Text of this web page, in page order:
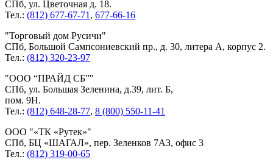
СПб, ул. Цветочная д. 18.
Тел.: (812) 677-67-71, 677-66-16
Торговый дом Русичи
СПб, Большой Сампсониевский пр., д. 30, литера А, корпус 2.
Тел.: (812) 320-23-97
ООО “ПРАЙД СБ”
СПб, ул. Большая Зеленина, д.39, лит. Б,
пом. 9Н.
Тел.: (812) 648-28-77, 8 (800) 550-11-41
ООО
«ТК «Рутек»
СПб, БЦ «ШАГАЛ», пер. Зеленков 7АЗ, офис 3
Тел.: (812) 319-00-65